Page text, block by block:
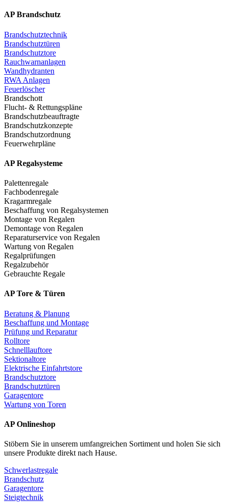
AP Brandschutz
Brandschutztechnik
Brandschutztüren
Brandschutztore
Rauchwarnanlagen
Wandhydranten
RWA Anlagen
Feuerlöscher
Brandschott
Flucht- & Rettungspläne
Brandschutzbeauftragte
Brandschutzkonzepte
Brandschutzordnung
Feuerwehrpläne
AP Regalsysteme
Palettenregale
Fachbodenregale
Kragarmregale
Beschaffung von Regalsystemen
Montage von Regalen
Demontage von Regalen
Reparaturservice von Regalen
Wartung von Regalen
Regalprüfungen
Regalzubehör
Gebrauchte Regale
AP Tore & Türen
Beratung & Planung
Beschaffung und Montage
Prüfung und Reparatur
Rolltore
Schnelllauftore
Sektionaltore
Elektrische Einfahrtstore
Brandschutztore
Brandschutztüren
Garagentore
Wartung von Toren
AP Onlineshop
Stöbern Sie in unserem umfangreichen Sortiment und holen Sie sich
unsere Produkte direkt nach Hause.
Schwerlastregale
Brandschutz
Garagentore
Steigtechnik